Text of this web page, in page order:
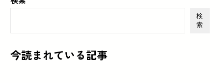
検
索
今読まれている記事